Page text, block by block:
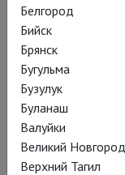
«До чего техника
дает возможность
только в роли
фестивале, но и в
исполняемой
пятницу – и днем в
билетами –
Белгород
Бийск
Брянск
Бугульма
Бузулук
Буланаш
Валуйки
Великий Новгород
Верхний Тагил